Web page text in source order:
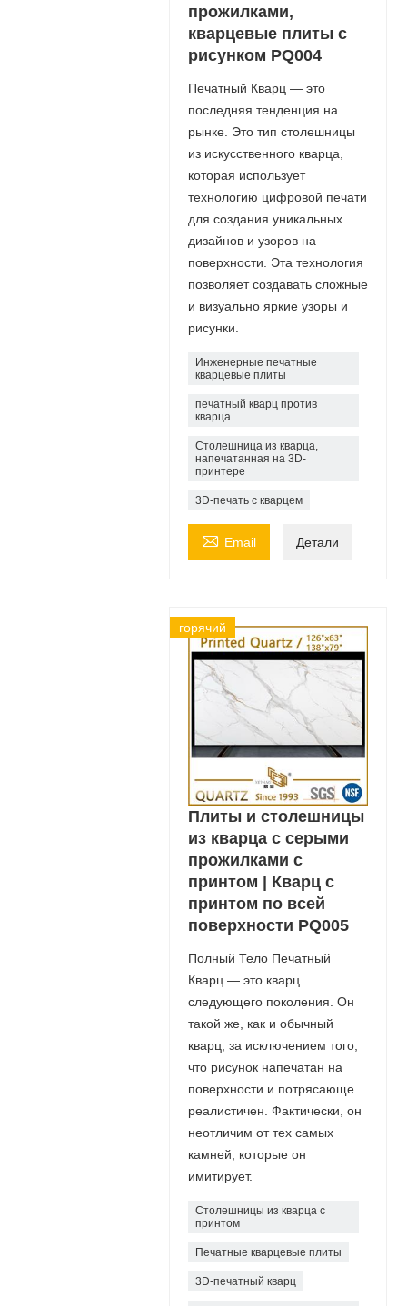
прожилками,
кварцевые плиты с
рисунком PQ004
Печатный Кварц — это
последняя тенденция на
рынке. Это тип столешницы
из искусственного кварца,
которая использует
технологию цифровой печати
для создания уникальных
дизайнов и узоров на
поверхности. Эта технология
позволяет создавать сложные
и визуально яркие узоры и
рисунки.
Инженерные печатные
кварцевые плиты
печатный кварц против
кварца
Столешница из кварца,
напечатанная на 3D-
принтере
3D-печать с кварцем
 Email Детали
горячий
Плиты и столешницы
из кварца с серыми
прожилками с
принтом | Кварц с
принтом по всей
поверхности PQ005
Полный Тело Печатный
Кварц — это кварц
следующего поколения. Он
такой же, как и обычный
кварц, за исключением того,
что рисунок напечатан на
поверхности и потрясающе
реалистичен. Фактически, он
неотличим от тех самых
камней, которые он
имитирует.
Столешницы из кварца с
принтом
Печатные кварцевые плиты
3D-печатный кварц